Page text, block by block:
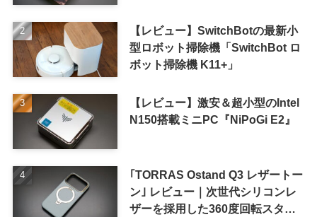
【レビュー】SwitchBotの最新小
型ロボット掃除機「SwitchBot ロ
ボット掃除機 K11+」
【レビュー】激安＆超小型のIntel
N150搭載ミニPC『NiPoGi E2』
｢TORRAS Ostand Q3 レザートー
ン｣ レビュー｜次世代シリコンレ
ザーを採用した360度回転スタン